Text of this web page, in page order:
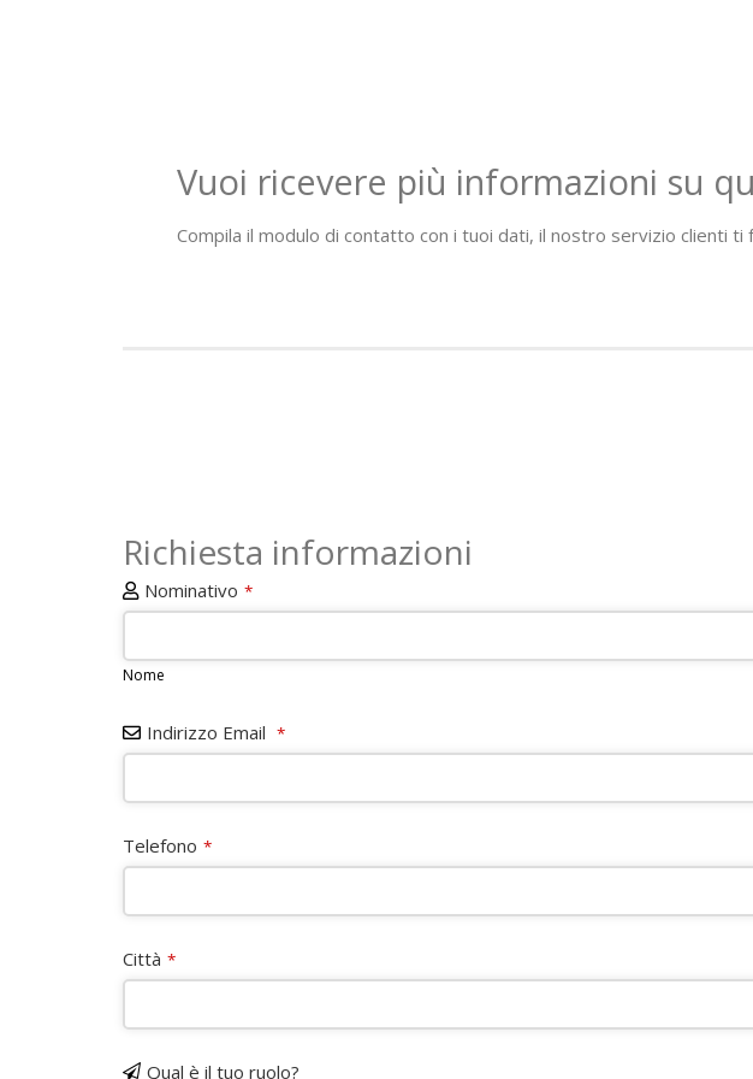
Vuoi ricevere più informazioni su
Compila il modulo di contatto con i tuoi dati, il nostro servizio clienti
Richiesta informazioni
Nominativo *
Nome
Indirizzo Email *
Telefono *
Città *
Qual è il tuo ruolo?